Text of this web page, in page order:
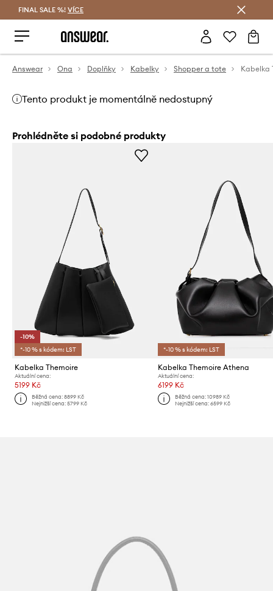
FINAL SALE %! VÍCE
Answear Ona Doplňky Kabelky Shopper a tote Kabelka
Tento produkt je momentálně nedostupný
Prohlédněte si podobné produkty
-10%
*-10 % s kódem: LST
Kabelka Themoire
Aktuální cena:
5199 Kč
Běžná cena:8899 Kč
Nejnižší cena:5799 Kč
*-10 % s kódem: LST
Kabelka Themoire Athena
Aktuální cena:
6199 Kč
Běžná cena: 10989 Kč
Nejnižší cena: 6599 Kč